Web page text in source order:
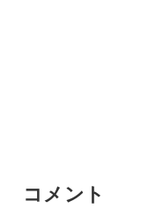
コメント